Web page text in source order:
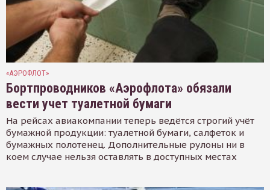
«АЭРОФЛОТ»
Бортпроводников «Аэрофлота» обязали
вести учет туалетной бумаги
На рейсах авиакомпании теперь ведётся строгий учёт
бумажной продукции: туалетной бумаги, салфеток и
бумажных полотенец. Дополнительные рулоны ни в
коем случае нельзя оставлять в доступных местах